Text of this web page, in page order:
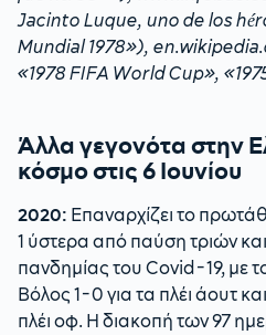
Jacinto Luque, uno de los
Mundial 1978»),
«1978 FIFA World Cup»,
Άλλα γεγονότα στην
κόσμο στις 6 Ιουνίου
2020: Επαναρχίζει το
1 ύστερα από παύση τριών
πανδημίας του Covid-19, με
Βόλος 1-0 για τα πλέι άουτ
πλέι οφ. Η διακοπή των 97